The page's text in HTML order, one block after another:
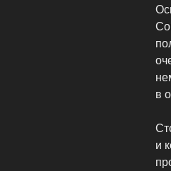
в
и